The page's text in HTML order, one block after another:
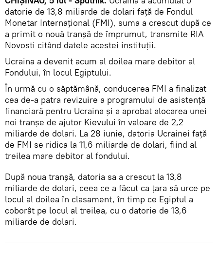
datorie de 13,8 miliarde de dolari față de Fondul
Monetar Internațional (FMI), suma a crescut după ce
a primit o nouă tranșă de împrumut, transmite RIA
Novosti citând datele acestei instituții.
Ucraina a devenit acum al doilea mare debitor al
Fondului, în locul Egiptului.
În urmă cu o săptămână, conducerea FMI a finalizat
cea de-a patra revizuire a programului de asistență
financiară pentru Ucraina și a aprobat alocarea unei
noi tranșe de ajutor Kievului în valoare de 2,2
miliarde de dolari. La 28 iunie, datoria Ucrainei față
de FMI se ridica la 11,6 miliarde de dolari, fiind al
treilea mare debitor al fondului.
După noua tranșă, datoria sa a crescut la 13,8
miliarde de dolari, ceea ce a făcut ca țara să urce pe
locul al doilea în clasament, în timp ce Egiptul a
coborât pe locul al treilea, cu o datorie de 13,6
miliarde de dolari.